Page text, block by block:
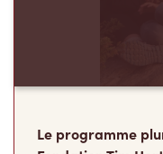
Le programme